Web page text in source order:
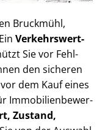
Bruckmühl,
Ver­kehrs­wert­
Sie vor Fehl­
den sicheren
dem Kauf eines
Im­mo­bi­li­en­be­wer­
Zustand,